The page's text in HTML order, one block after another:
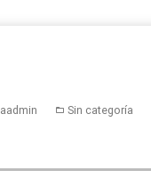
Sin categoría